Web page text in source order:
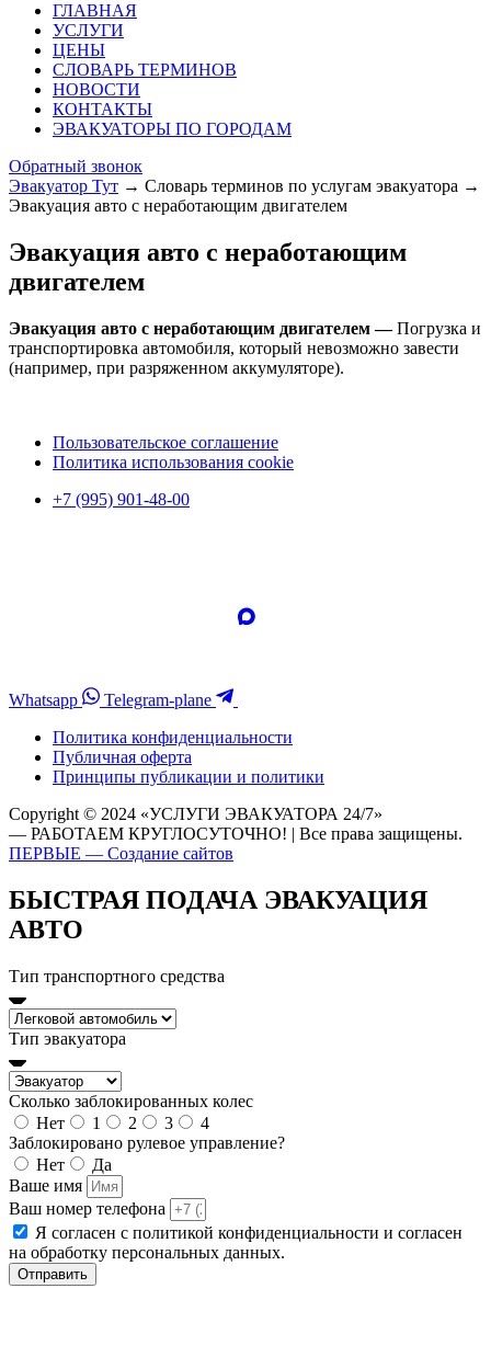
ГЛАВНАЯ
УСЛУГИ
ЦЕНЫ
СЛОВАРЬ ТЕРМИНОВ
НОВОСТИ
КОНТАКТЫ
ЭВАКУАТОРЫ ПО ГОРОДАМ
Обратный звонок
Эвакуатор Тут → Словарь терминов по услугам эвакуатора →
Эвакуация авто с неработающим двигателем
Эвакуация авто с неработающим
двигателем
Эвакуация авто с неработающим двигателем —Погрузка и
транспортировка автомобиля, который невозможно завести
(например, при разряженном аккумуляторе).
Пользовательское соглашение
Политика использования cookie
+7 (995) 901-48-00
Whatsapp
Telegram-plane
Политика конфиденциальности
Публичная оферта
Принципы публикации и политики
Copyright © 2024 «УСЛУГИ ЭВАКУАТОРА 24/7»
— РАБОТАЕМ КРУГЛОСУТОЧНО! | Все права защищены.
ПЕРВЫЕ — Создание сайтов
БЫСТРАЯ ПОДАЧА ЭВАКУАЦИЯ
АВТО
Тип транспортного средства
Тип эвакуатора
Сколько заблокированных колес
Нет
1 2 3
4
Заблокировано рулевое управление?
Нет
Да
Ваше имя
Ваш номер телефона
Я согласен с политикой конфиденциальности и согласен
на обработку персональных данных.
Отправить